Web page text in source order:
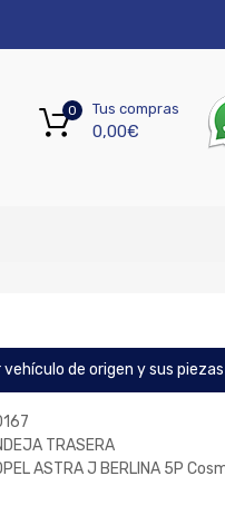
Tus compras
0,00€
0
vehículo de origen y sus piezas
TRASERA
ASTRA J BERLINA 5P